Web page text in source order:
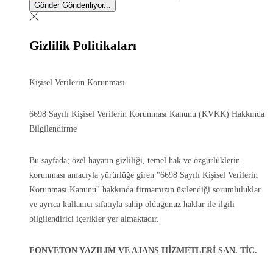
Gönder Gönderiliyor...
Gizlilik Politikaları
Kişisel Verilerin Korunması
6698 Sayılı Kişisel Verilerin Korunması Kanunu (KVKK) Hakkında
Bilgilendirme
Bu sayfada; özel hayatın gizliliği, temel hak ve özgürlüklerin
korunması amacıyla yürürlüğe giren "6698 Sayılı Kişisel Verilerin
Korunması Kanunu" hakkında firmamızın üstlendiği sorumluluklar
ve ayrıca kullanıcı sıfatıyla sahip olduğunuz haklar ile ilgili
bilgilendirici içerikler yer almaktadır.
FONVETON YAZILIM VE AJANS HİZMETLERİ SAN. TİC.